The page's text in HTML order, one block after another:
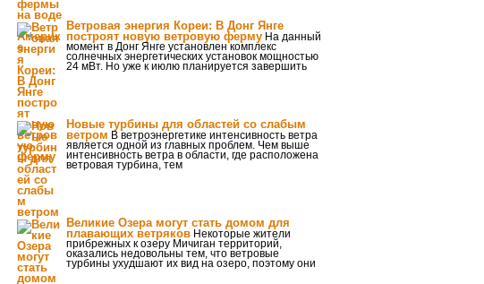
Ветровая энергия Кореи: В Донг Янге
построят новую ветровую ферму На данный
момент в Донг Янге установлен комплекс
солнечных энергетических установок мощностью
24 мВт. Но уже к июлю планируется завершить
Новые турбины для областей со слабым
ветром В ветроэнергетике интенсивность ветра
является одной из главных проблем. Чем выше
интенсивность ветра в области, где расположена
ветровая турбина, тем
Великие Озера могут стать домом для
плавающих ветряков Некоторые жители
прибрежных к озеру Мичиган территорий,
оказались недовольны тем, что ветровые
турбины ухудшают их вид на озеро, поэтому они